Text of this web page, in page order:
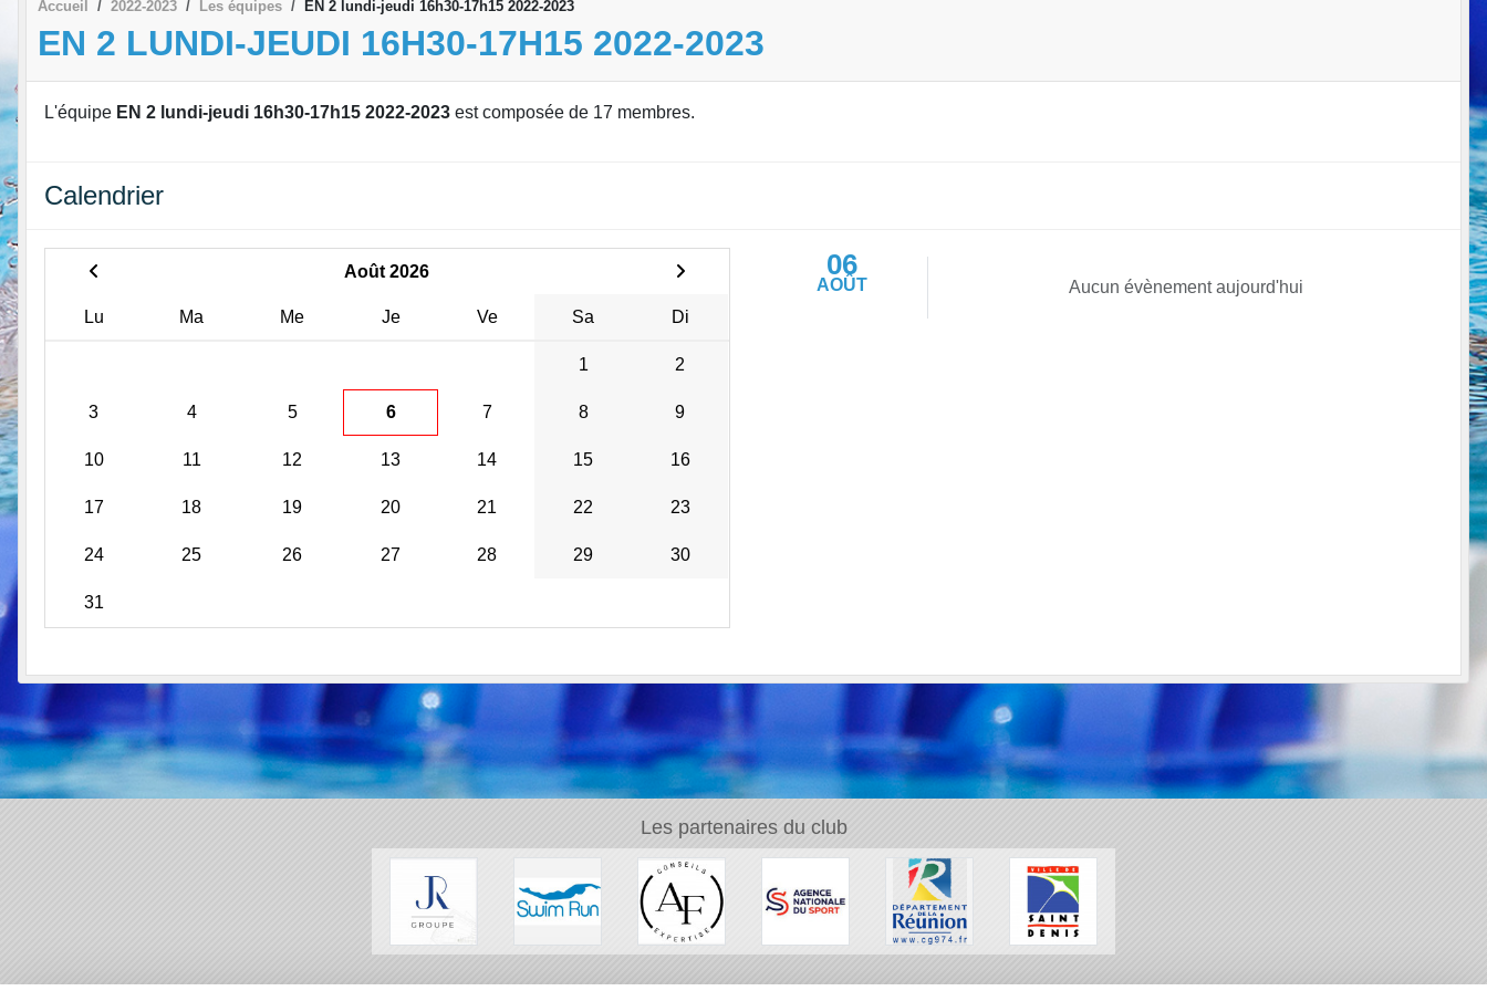
Accueil 2022-2023 Les équipes EN 2 lundi-jeudi 16h30-17h15 2022-2023
EN 2 LUNDI-JEUDI 16H30-17H15 2022-2023
L'équipe EN 2 lundi-jeudi 16h30-17h15 2022-2023 est composée de 17 membres.
Calendrier
Août 2026
Lu Ma Me Je Ve Sa Di
1 2
3 4 5 6 7 8 9
10 11 12 13 14 15 16
17 18 19 20 21 22 23
24 25 26 27 28 29 30
31
06
AOÛT Aucun évènement aujourd'hui
Les partenaires du club